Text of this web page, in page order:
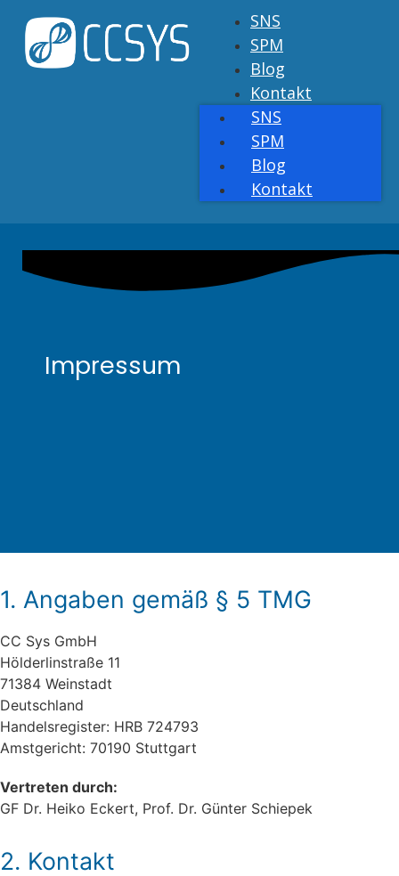
SNS
SPM
Blog
Kontakt
SNS
SPM
Blog
Kontakt
Impressum
1. Angaben gemäß § 5 TMG
CC Sys GmbH
Hölderlinstraße 11
71384 Weinstadt
Deutschland
Handelsregister: HRB 724793
Amstgericht: 70190 Stuttgart
Vertreten durch:
GF Dr. Heiko Eckert, Prof. Dr. Günter Schiepek
2. Kontakt